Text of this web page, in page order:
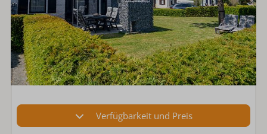
Verfügbarkeit und Preis